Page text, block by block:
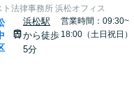
ト法律事務所 浜松オフィス
浜松駅
から徒歩
5分
営業時間：09:30~
18:00（土日祝日）